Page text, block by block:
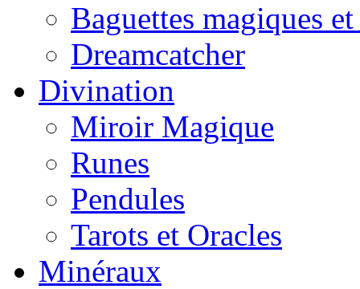
Baguettes magiques
Dreamcatcher
Divination
Miroir Magique
Runes
Pendules
Tarots et Oracles
Minéraux